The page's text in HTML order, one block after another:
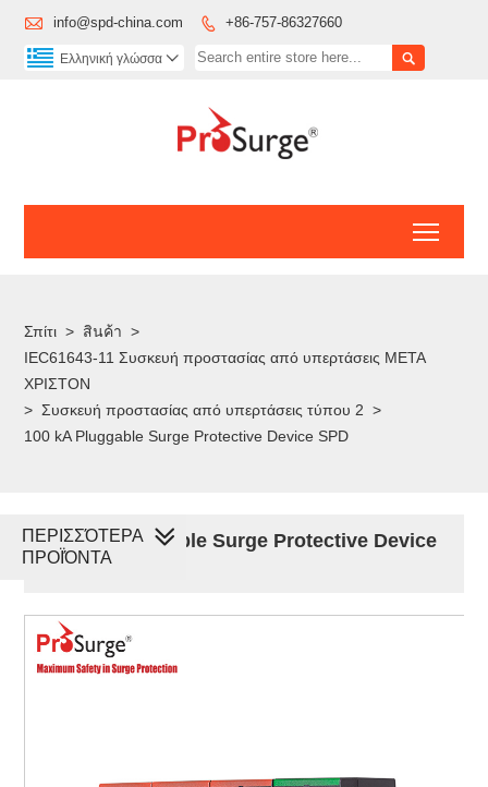
 info@spd-china.com  +86-757-86327660

Ελληνική γλώσσα 
Σπίτι > สินค้า >
IEC61643-11 Συσκευή προστασίας από υπερτάσεις ΜΕΤΑ
ΧΡΙΣΤΟΝ
> Συσκευή προστασίας από υπερτάσεις τύπου 2 >
100 kA Pluggable Surge Protective Device SPD
100 kA Pluggable Surge Protective Device
SPD
ΠΕΡΙΣΣΌΤΕΡΑ
ΠΡΟΪΌΝΤΑ